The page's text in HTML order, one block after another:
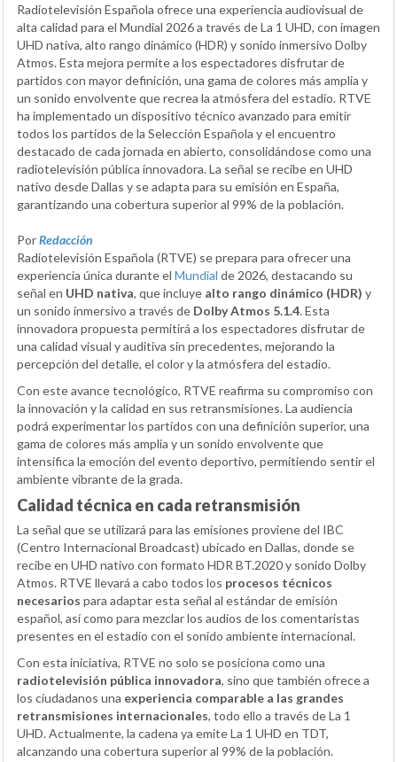
Radiotelevisión Española ofrece una experiencia audiovisual de
alta calidad para el Mundial 2026 a través de La 1 UHD, con imagen
UHD nativa, alto rango dinámico (HDR) y sonido inmersivo Dolby
Atmos. Esta mejora permite a los espectadores disfrutar de
partidos con mayor definición, una gama de colores más amplia y
un sonido envolvente que recrea la atmósfera del estadio. RTVE
ha implementado un dispositivo técnico avanzado para emitir
todos los partidos de la Selección Española y el encuentro
destacado de cada jornada en abierto, consolidándose como una
radiotelevisión pública innovadora. La señal se recibe en UHD
nativo desde Dallas y se adapta para su emisión en España,
garantizando una cobertura superior al 99% de la población.
PorRedacción
Radiotelevisión Española (RTVE) se prepara para ofrecer una
experiencia única durante el Mundial de 2026, destacando su
señal en UHD nativa, que incluye alto rango dinámico (HDR) y
un sonido inmersivo a través de Dolby Atmos 5.1.4. Esta
innovadora propuesta permitirá a los espectadores disfrutar de
una calidad visual y auditiva sin precedentes, mejorando la
percepción del detalle, el color y la atmósfera del estadio.
Con este avance tecnológico, RTVE reafirma su compromiso con
la innovación y la calidad en sus retransmisiones. La audiencia
podrá experimentar los partidos con una definición superior, una
gama de colores más amplia y un sonido envolvente que
intensifica la emoción del evento deportivo, permitiendo sentir el
ambiente vibrante de la grada.
Calidad técnica en cada retransmisión
La señal que se utilizará para las emisiones proviene del IBC
(Centro Internacional Broadcast) ubicado en Dallas, donde se
recibe en UHD nativo con formato HDR BT.2020 y sonido Dolby
Atmos. RTVE llevará a cabo todos los procesos técnicos
necesarios para adaptar esta señal al estándar de emisión
español, así como para mezclar los audios de los comentaristas
presentes en el estadio con el sonido ambiente internacional.
Con esta iniciativa, RTVE no solo se posiciona como una
radiotelevisión pública innovadora, sino que también ofrece a
los ciudadanos una experiencia comparable a las grandes
retransmisiones internacionales, todo ello a través de La 1
UHD. Actualmente, la cadena ya emite La 1 UHD en TDT,
alcanzando una cobertura superior al 99% de la población.